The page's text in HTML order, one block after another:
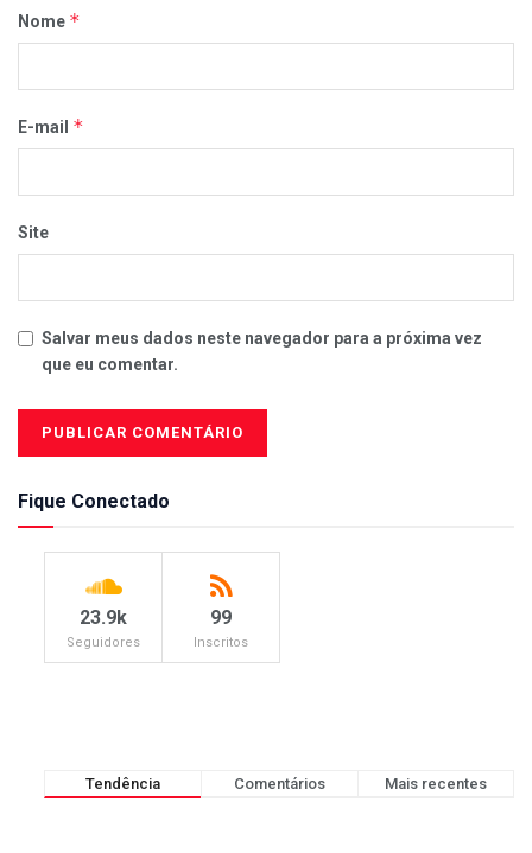
Nome *
E-mail *
Site
Salvar meus dados neste navegador para a próxima vez
que eu comentar.
Fique Conectado
23.9k
Seguidores
99
Inscritos
Tendência Comentários Mais recentes